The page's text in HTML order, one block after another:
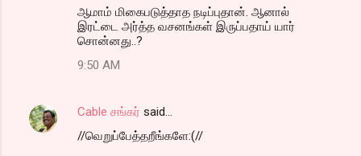
ஆமாம் மிகைபடுத்தாத நடிப்புதான். ஆனால்
இரட்டை அர்த்த வசனங்கள் இருப்பதாய் யார்
சொன்னது..?
9:50 AM
Cable சங்கர் said…
//வெறுப்பேத்தறீங்களே:(//